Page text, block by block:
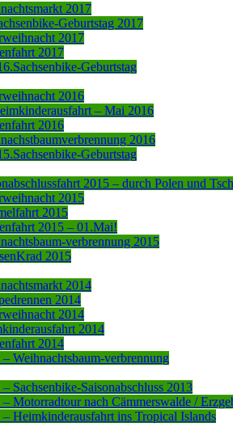
2017
Geburtstag 2017
2017
2017
Geburtstag
2016
– Mai 2016
2016
2016
Geburtstag
2015 – durch Polen und
2015
2015
2015 – 01.Mai!
verbrennung 2015
2015
2014
2014
2014
2014
2014
– Weihnachtsbaum-verbrennung
– Sachsenbike-Saisonabschluss 2013
– Motorradtour nach Cämmerswalde /
– Heimkinderausfahrt ins Tropical Islands